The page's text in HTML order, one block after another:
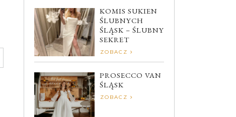
KOMIS SUKIEN
ŚLUBNYCH
ŚLĄSK – ŚLUBNY
SEKRET
ZOBACZ
PROSECCO VAN
ŚLĄSK
ZOBACZ